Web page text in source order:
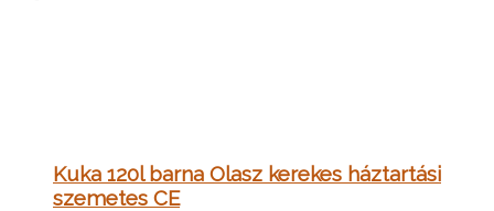
Kuka 120l barna Olasz kerekes háztartási
szemetes CE